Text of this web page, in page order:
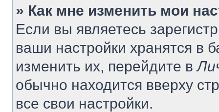
» Как мне изменить мои
Если вы являетесь
ваши настройки хранятся в
изменить их, перейдите в
обычно находится вверху
все свои настройки.